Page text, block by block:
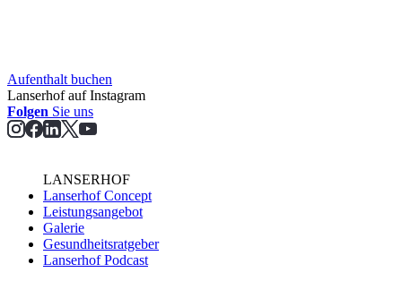
Aufent­halt buchen
Lanserhof auf Instagram
Folgen Sie uns
LANSERHOF
Lanserhof Concept
Leistungsangebot
Galerie
Gesundheitsratgeber
Lanserhof Podcast